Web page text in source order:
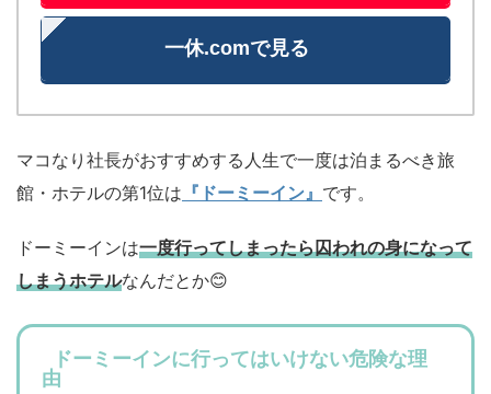
一休.comで見る
マコなり社長がおすすめする人生で一度は泊まるべき旅
館・ホテルの第1位は 『ドーミーイン』 です。
ドーミーインは一度行ってしまったら囚われの身になって
しまうホテルなんだとか😊
ドーミーインに行ってはいけない危険な理
由